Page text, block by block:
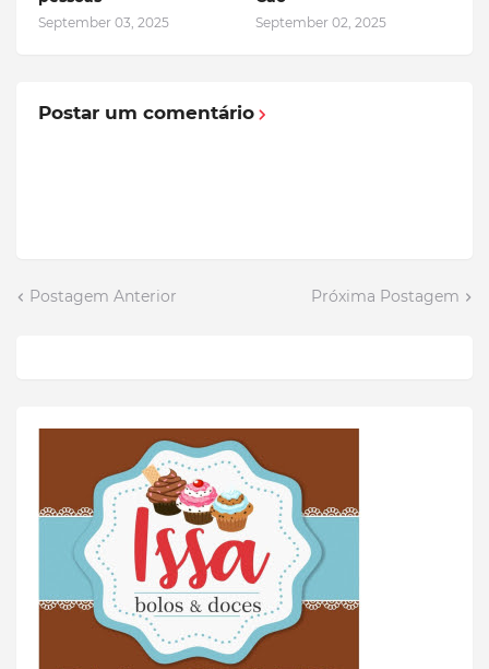
September 03, 2025 September 02, 2025
Postar um comentário
Postagem Anterior Próxima Postagem